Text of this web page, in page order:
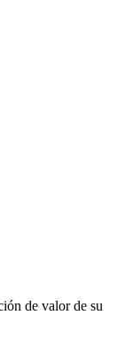
de valor de su